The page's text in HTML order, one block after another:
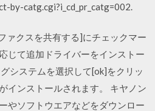
by-catg.cgi?i_cd_pr_catg=002.
ァクスを共有する]にチェックマー
じて追加ドライバーをインストー
システムを選択して[ok]をクリッ
インストールされます。 キヤノン
やソフトウエアなどをダウンロー